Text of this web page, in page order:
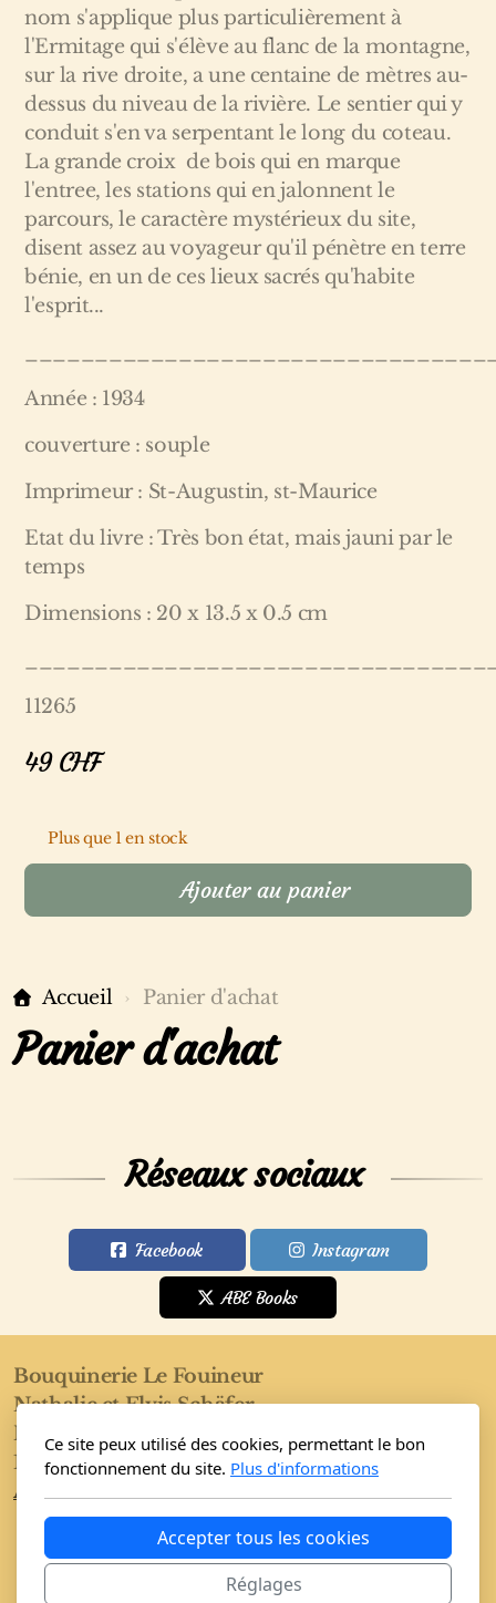
nom s'applique plus particulièrement à
l'Ermitage qui s'élève au flanc de la montagne,
sur la rive droite, a une centaine de mètres au-
dessus du niveau de la rivière. Le sentier qui y
conduit s'en va serpentant le long du coteau.
La grande croix de bois qui en marque
l'entree, les stations qui en jalonnent le
parcours, le caractère mystérieux du site,
disent assez au voyageur qu'il pénètre en terre
bénie, en un de ces lieux sacrés qu'habite
l'esprit...
Année : 1934
couverture : souple
Imprimeur : St-Augustin, st-Maurice
Etat du livre : Très bon état, mais jauni par le
temps
Dimensions : 20 x 13.5 x 0.5 cm
11265
49CHF
Plus que 1 en stock
Ajouter au panier
Accueil Panier d'achat
Panier d'achat
Réseaux sociaux
Facebook Instagram
ABE Books
Bouquinerie Le Fouineur
Nathalie et Elvis Schäfer
Rue de l'Eglise 40
1955 Saint-Pierre-de-Clages
Accueil
Ce site peux utilisé des cookies, permettant le bon
fonctionnement du site. Plus d'informations
Accepter tous les cookies
Réglages